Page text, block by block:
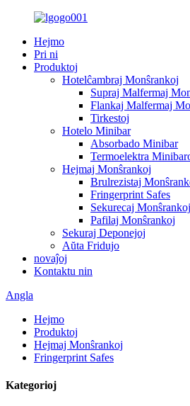
Hejmo
Pri ni
Produktoj
Hotelĉambraj Monŝrankoj
Supraj Malfermaj
Flankaj Malfermaj
Tirkestoj
Hotelo Minibar
Absorbado Minibar
Termoelektra
Hejmaj Monŝrankoj
Brulrezistaj
Fringerprint Safes
Sekurecaj Monŝrankoj
Pafilaj Monŝrankoj
Sekuraj Deponejoj
Aŭta Fridujo
novaĵoj
Kontaktu nin
Angla
Hejmo
Produktoj
Hejmaj Monŝrankoj
Fringerprint Safes
Kategorioj